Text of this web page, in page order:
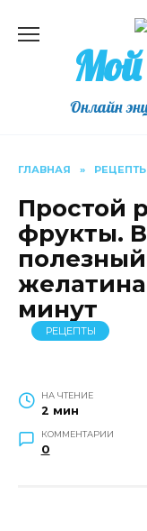
содержанию
Онлайн
ГЛАВНАЯ »
Простой
фрукты.
минут
РЕЦЕПТЫ
НА ЧТЕНИЕ
2 мин
КОММЕНТАРИИ
0